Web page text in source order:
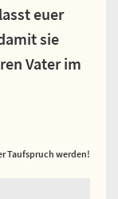
euer
sie
Vater im
Taufspruch werden!